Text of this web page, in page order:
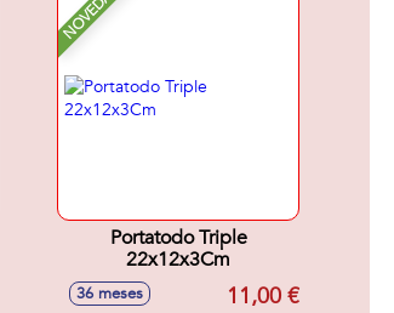
Portatodo Triple
22x12x3Cm
36 meses 11,00 €